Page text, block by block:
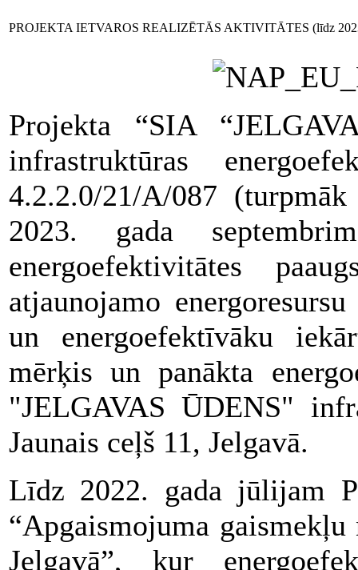
PROJEKTA IETVAROS REALIZĒTĀS AKTIVITĀTES (līdz
Projekta “SIA
infrastruktūras
4.2.2.0/21/A/087
2023. gada
energoefektivitātes
atjaunojamo
un energoefektīvāku
mērķis un panākta
"JELGAVAS ŪDENS"
Jaunais ceļš 11, Jelgavā.
Līdz 2022. gada jūlijam
“Apgaismojuma
Jelgavā”, kur